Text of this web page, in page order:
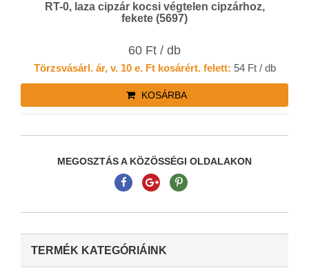
RT-0, laza cipzár kocsi végtelen cipzárhoz,
fekete (5697)
60 Ft / db
Törzsvásárl. ár, v. 10 e. Ft kosárért. felett: 54 Ft / db
KOSÁRBA
MEGOSZTÁS A KÖZÖSSÉGI OLDALAKON
TERMÉK KATEGÓRIÁINK